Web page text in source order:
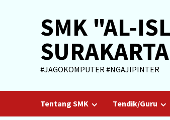
SMK "AL-
SURAKARTA
#JAGOKOMPUTER #NGAJIPINTER
Tentang SMK Tendik/Guru